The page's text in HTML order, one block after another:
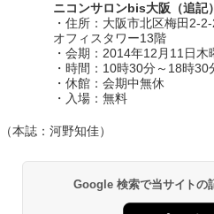
ニコンサロンbis大阪（追記）
・住所：大阪市北区梅田2-
オフィスタワー13階
・会期：2014年12月11日
・時間：10時30分～18時30
・休館：会期中無休
・入場：無料
（本誌：河野知佳）
Google 検索で当サイトの